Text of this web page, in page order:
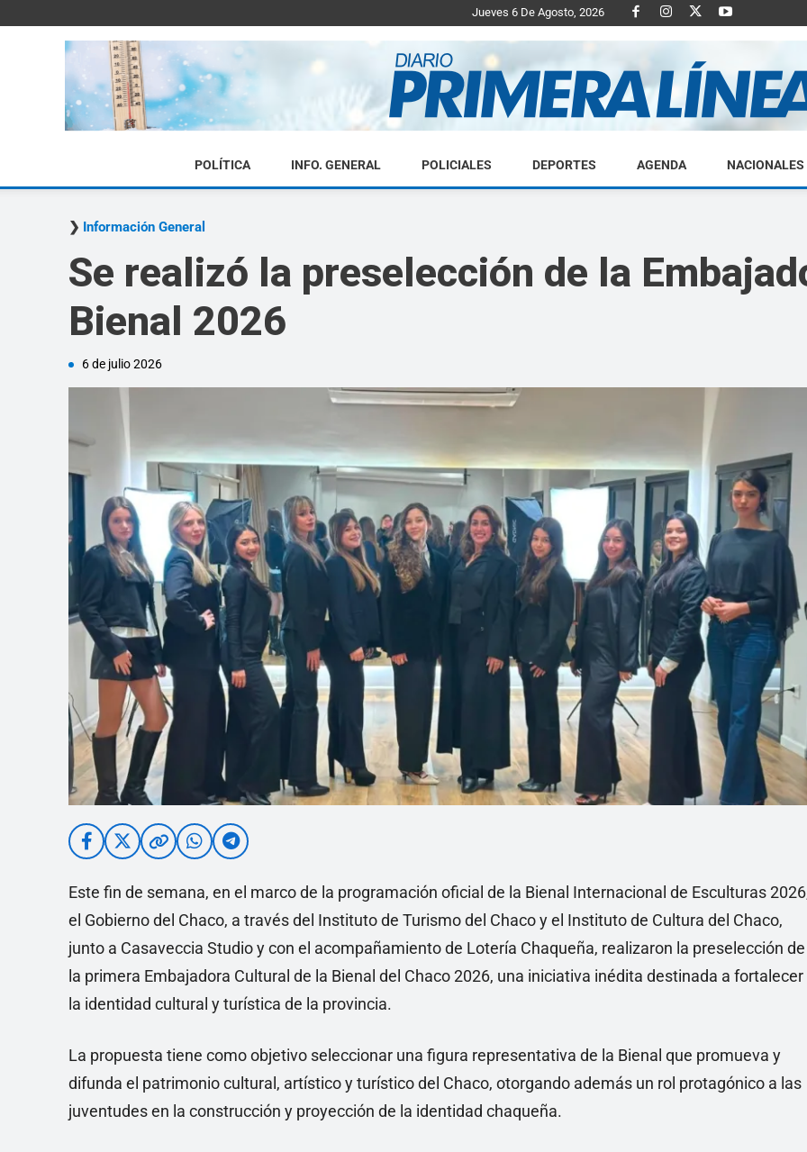
Jueves 6 De Agosto, 2026
Diario
POLÍTICA INFO. GENERAL POLICIALES DEPORTES AGENDA NACIONALES
Información General
Se realizó la preselección de la
Bienal 2026
6 de julio 2026
Este fin de semana, en el marco de la programación oficial de la Bienal Internacional de Esculturas
el Gobierno del Chaco, a través del Instituto de Turismo del Chaco y el Instituto de Cultura del Chaco,
junto a Casaveccia Studio y con el acompañamiento de Lotería Chaqueña, realizaron la preselección de
la primera Embajadora Cultural de la Bienal del Chaco 2026, una iniciativa inédita destinada a fortalecer
la identidad cultural y turística de la provincia.
La propuesta tiene como objetivo seleccionar una figura representativa de la Bienal que promueva y
difunda el patrimonio cultural, artístico y turístico del Chaco, otorgando además un rol protagónico a las
juventudes en la construcción y proyección de la identidad chaqueña.